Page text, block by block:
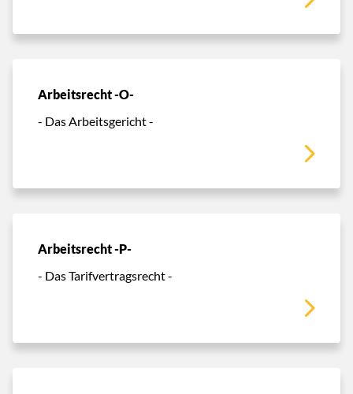
Arbeitsrecht -O-
- Das Arbeitsgericht -
Arbeitsrecht -P-
- Das Tarifvertragsrecht -